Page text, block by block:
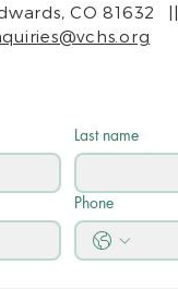
CO 81632 ||
Last name
Phone